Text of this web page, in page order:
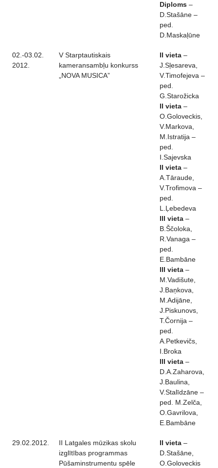
Diploms –
D.Stašāne –
ped.
D.Maskaļūne
02.-03.02.
2012.
V Starptautiskais
kameransambļu konkurss
„NOVA MUSICA”
II vieta –
J.Sļesareva,
V.Timofejeva –
ped.
G.Starožicka
II vieta –
O.Goloveckis,
V.Markova,
M.Istratija –
ped.
I.Sajevska
II vieta –
A.Tāraude,
V.Trofimova –
ped.
L.Ļebedeva
III vieta –
B.Ščoloka,
R.Vanaga –
ped.
E.Bambāne
III vieta –
M.Vadišute,
J.Baņkova,
M.Adijāne,
J.Piskunovs,
T.Čornija –
ped.
A.Petkevičs,
I.Broka
III vieta –
D.A.Zaharova,
J.Baulina,
V.Stalīdzāne –
ped. M.Zelča,
O.Gavrilova,
E.Bambāne
29.02.2012.
II Latgales mūzikas skolu
izglītības programmas
Pūšaminstrumentu spēle
II vieta –
D.Stašāne,
O.Goloveckis